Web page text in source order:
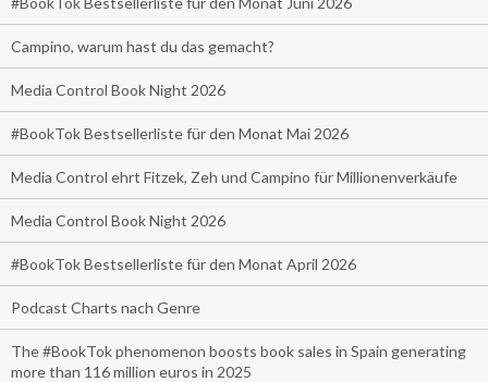
Campino, warum hast du das gemacht?
Media Control Book Night 2026
#BookTok Bestsellerliste für den Monat Mai 2026
Media Control ehrt Fitzek, Zeh und Campino für Millionenverkäufe
Media Control Book Night 2026
#BookTok Bestsellerliste für den Monat April 2026
Podcast Charts nach Genre
The #BookTok phenomenon boosts book sales in Spain generating
more than 116 million euros in 2025